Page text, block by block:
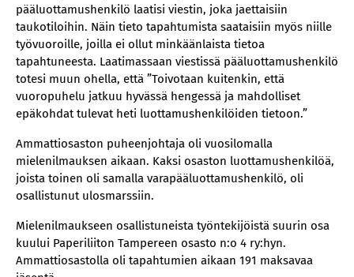
pääluottamushenkilö laatisi viestin, joka jaettaisiin
taukotiloihin. Näin tieto tapahtumista saataisiin myös niille
työvuoroille, joilla ei ollut minkäänlaista tietoa
tapahtuneesta. Laatimassaan viestissä pääluottamushenkilö
totesi muun ohella, että ”Toivotaan kuitenkin, että
vuoropuhelu jatkuu hyvässä hengessä ja mahdolliset
epäkohdat tulevat heti luottamushenkilöiden tietoon.”
Ammattiosaston puheenjohtaja oli vuosilomalla
mielenilmauksen aikaan. Kaksi osaston luottamushenkilöä,
joista toinen oli samalla varapääluottamushenkilö, oli
osallistunut ulosmarssiin.
Mielenilmaukseen osallistuneista työntekijöistä suurin osa
kuului Paperiliiton Tampereen osasto n:o 4 ry:hyn.
Ammattiosastolla oli tapahtumien aikaan 191 maksavaa